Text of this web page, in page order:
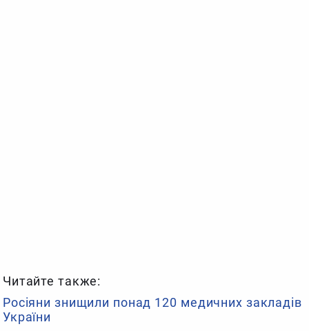
Читайте также:
Росіяни знищили понад 120 медичних закладів
України